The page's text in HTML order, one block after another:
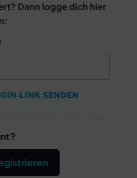
Dann logge dich hier
LINK SENDEN